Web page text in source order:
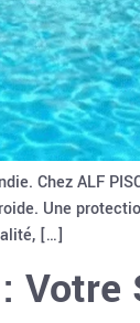
Chez ALF
Une
[…]